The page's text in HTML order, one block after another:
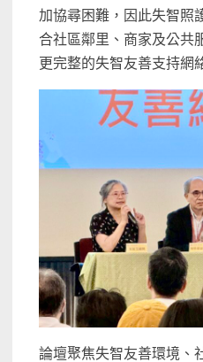
加協尋困難，因此失智照
合社區鄰里、商家及公共
更完整的失智友善支持網
論壇聚焦失智友善環境、